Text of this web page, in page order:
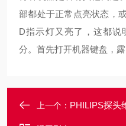
部都处于正常点亮状态，
D指示灯又亮了，这都说
分。首先打开机器键盘，
上一个： PHILIPS探头维修